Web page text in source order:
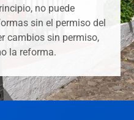
no puede
sin el permiso del
cambios sin permiso,
la reforma.